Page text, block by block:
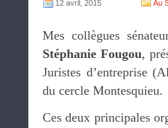
12 avril, 2015 Au
Mes collègues
Stéphanie Fougou,
Juristes d’entreprise
du cercle Montesquieu.
Ces deux principales